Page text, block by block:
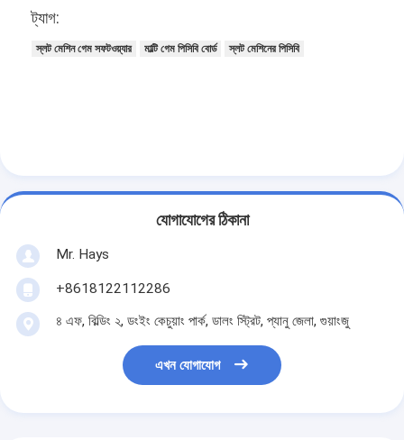
ট্যাগ:
স্লট মেশিন গেম সফটওয়্যার মাল্টি গেম পিসিবি বোর্ড স্লট মেশিনের পিসিবি
যোগাযোগের ঠিকানা
Mr. Hays
+8618122112286
৪ এফ, বিল্ডিং ২, ডংইং কেচুয়াং পার্ক, ডালং স্ট্রিট, প্যানু জেলা, গুয়াংজু
এখন যোগাযোগ